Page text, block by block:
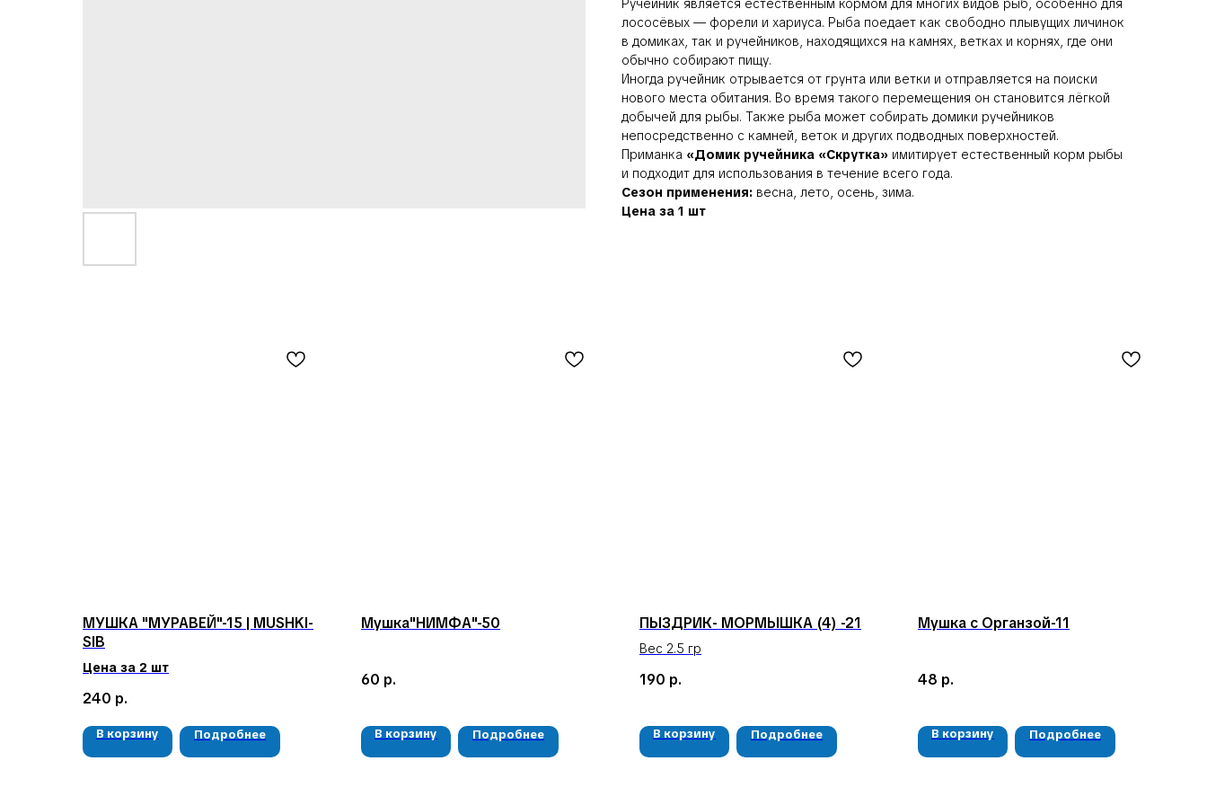
Ручейник является естественным кормом для многих видов рыб, особенно для
лососёвых — форели и хариуса. Рыба поедает как свободно плывущих личинок
в домиках, так и ручейников, находящихся на камнях, ветках и корнях, где они
обычно собирают пищу.
Иногда ручейник отрывается от грунта или ветки и отправляется на поиски
нового места обитания. Во время такого перемещения он становится лёгкой
добычей для рыбы. Также рыба может собирать домики ручейников
непосредственно с камней, веток и других подводных поверхностей.
Приманка «Домик ручейника «Скрутка» имитирует естественный корм рыбы
и подходит для использования в течение всего года.
Сезон применения: весна, лето, осень, зима.
Цена за 1 шт
МУШКА "МУРАВЕЙ"-15 | MUSHKI-
SIB
Цена за 2 шт
240 р.
В корзину Подробнее
Мушка"НИМФА"-50
60 р.
В корзину Подробнее
ПЫЗДРИК- МОРМЫШКА (4) -21
Вес 2.5 гр
190 р.
В корзину Подробнее
Мушка с Органзой-11
48 р.
В корзину Подробнее